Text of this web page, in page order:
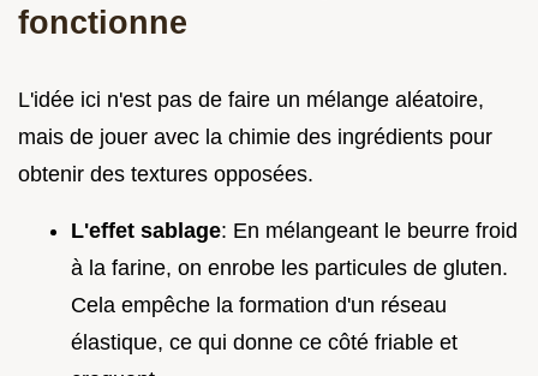
fonctionne
L'idée ici n'est pas de faire un mélange aléatoire,
mais de jouer avec la chimie des ingrédients pour
obtenir des textures opposées.
L'effet sablage: En mélangeant le beurre froid
à la farine, on enrobe les particules de gluten.
Cela empêche la formation d'un réseau
élastique, ce qui donne ce côté friable et